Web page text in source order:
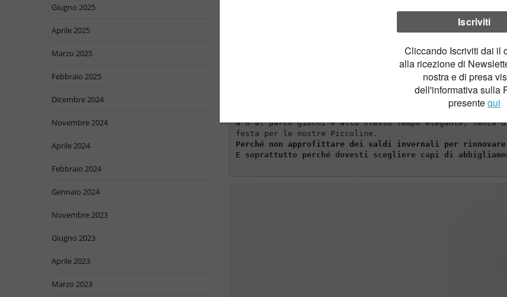
Rinnova il grazioso
approfittando sei saldi:
L'autunno e l'inverno sono stagioni che richiedono un
a o al parco giochi e allo stesso tempo elegante,
Perché non approfittare dei saldi invernali per
E soprattutto perché dovesti scegliere capi di
Giugno 2025
Aprile 2025
Marzo 2025
Febbraio 2025
Dicembre 2024
Novembre 2024
Aprile 2024
Febbraio 2024
Gennaio 2024
Novembre 2023
Giugno 2023
Aprile 2023
Marzo 2023